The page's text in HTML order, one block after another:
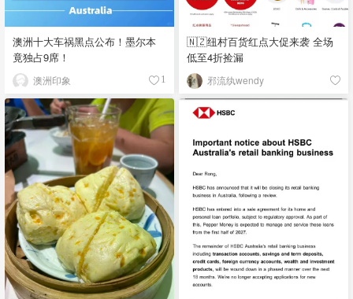
澳洲十大车祸黑点公布！墨尔本
竟独占9席！
澳洲印象 1
🇳🇿纽村百货红点大促来袭 全场
低至4折捡漏
邪流纨wendy